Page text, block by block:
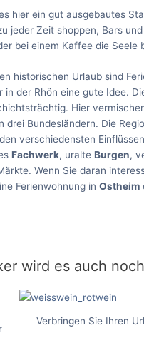
hier ein gut ausgebautes
jeder Zeit shoppen, Bars
bei einem Kaffee die Seele
historischen Urlaub sind
in der Rhön eine gute Idee.
Hier
drei Bundesländern. Die
verschiedensten
Fachwerk, uralteBurgen,
Wenn Sie daran
Ferienwohnung inOstheim
wird es auch noch
Verbringen Sie Ihren